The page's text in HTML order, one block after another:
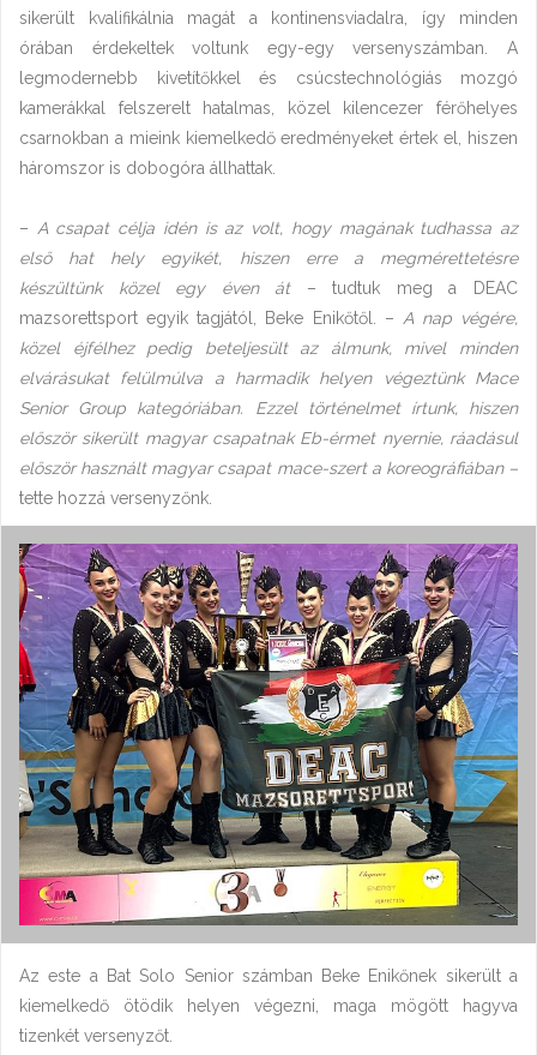
sikerült kvalifikálnia magát a kontinensviadalra, így minden
órában érdekeltek voltunk egy-egy versenyszámban. A
legmodernebb kivetítőkkel és csúcstechnológiás mozgó
kamerákkal felszerelt hatalmas, közel kilencezer férőhelyes
csarnokban a mieink kiemelkedő eredményeket értek el, hiszen
háromszor is dobogóra állhattak.
– A csapat célja idén is az volt, hogy magának tudhassa az
első hat hely egyikét, hiszen erre a megmérettetésre
készültünk közel egy éven át– tudtuk meg a DEAC
mazsorettsport egyik tagjától, Beke Enikőtől. – A nap végére,
közel éjfélhez pedig beteljesült az álmunk, mivel minden
elvárásukat felülmúlva a harmadik helyen végeztünk Mace
Senior Group kategóriában. Ezzel történelmet írtunk, hiszen
először sikerült magyar csapatnak Eb-érmet nyernie, ráadásul
először használt magyar csapat mace-szert a koreográfiában –
tette hozzá versenyzőnk.
Az este a Bat Solo Senior számban Beke Enikőnek sikerült a
kiemelkedő ötödik helyen végezni, maga mögött hagyva
tizenkét versenyzőt.